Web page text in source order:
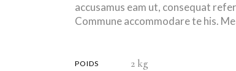
accusamus eam ut, consequat
Commune accommodare te his.
POIDS 2 kg